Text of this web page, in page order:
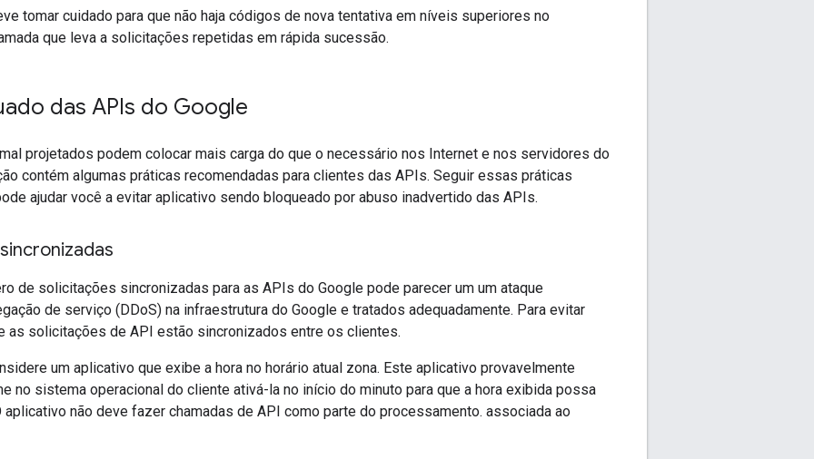
tomar cuidado para que não haja códigos de nova tentativa em níveis superiores no
que leva a solicitações repetidas em rápida sucessão.
das APIs do Google
projetados podem colocar mais carga do que o necessário nos Internet e nos servidores do
contém algumas práticas recomendadas para clientes das APIs. Seguir essas práticas
ajudar você a evitar aplicativo sendo bloqueado por abuso inadvertido das APIs.
de solicitações sincronizadas para as APIs do Google pode parecer um um ataque
de serviço (DDoS) na infraestrutura do Google e tratados adequadamente. Para evitar
as solicitações de API estão sincronizados entre os clientes.
um aplicativo que exibe a hora no horário atual zona. Este aplicativo provavelmente
no sistema operacional do cliente ativá-la no início do minuto para que a hora exibida possa
aplicativo não deve fazer chamadas de API como parte do processamento. associada ao